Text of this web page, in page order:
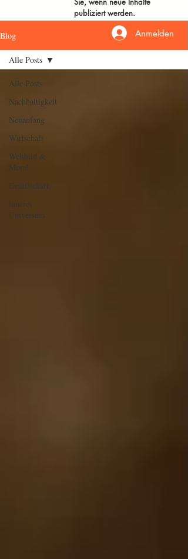
Blog
Alle Posts
Nachhaltigkeit
Neuanfang
Wirtschaft
Weltbild &
Moral
Gesellschaft
inneres
Universum
Alle Posts
publiziert werden.
Anmelden